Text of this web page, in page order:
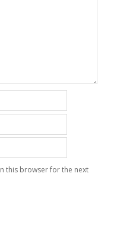
this browser for the next